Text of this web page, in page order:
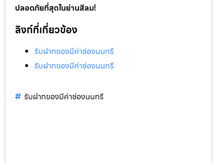
ปลอดภัยที่สุดในย่านสีลม!
ลิงก์ที่เกี่ยวข้อง
รับฝากของมีค่าช่องนนทรี
รับฝากของมีค่าช่องนนทรี
รับฝากของมีค่าช่องนนทรี